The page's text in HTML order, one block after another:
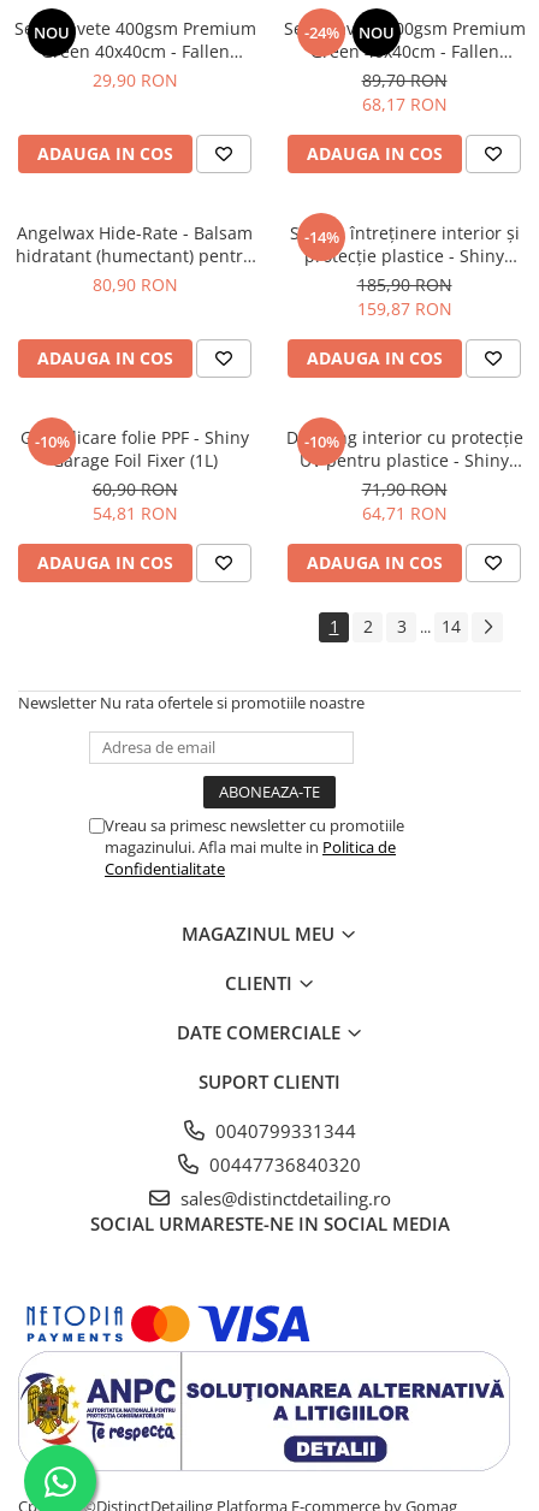
NOU
Set 3 Lavete 400gsm Premium
Green 40x40cm - Fallen
Angels Microfibres
29,90 RON
ADAUGA IN COS
-24% NOU
Set 9 Lavete 400gsm Premium
Green 40x40cm - Fallen
Angels Microfibres
89,70 RON
68,17 RON
ADAUGA IN COS
Angelwax Hide-Rate - Balsam
hidratant (humectant) pentru
piele naturală (250ml)
80,90 RON
ADAUGA IN COS
-14%
Soluție întreținere interior și
protecție plastice - Shiny
Garage Interior QD (5L)
185,90 RON
159,87 RON
ADAUGA IN COS
-10%
Gel aplicare folie PPF - Shiny
Garage Foil Fixer (1L)
60,90 RON
54,81 RON
ADAUGA IN COS
-10%
Dressing interior cu protecție
UV pentru plastice - Shiny
Garage Satin (500ml)
71,90 RON
64,71 RON
ADAUGA IN COS
1 2 3 ... 14
Newsletter Nu rata ofertele si promotiile noastre
Vreau sa primesc newsletter cu promotiile
magazinului. Afla mai multe in Politica de
Confidentialitate
MAGAZINUL MEU
CLIENTI
DATE COMERCIALE
SUPORT CLIENTI
0040799331344
00447736840320
sales@distinctdetailing.ro
SOCIAL URMARESTE-NE IN SOCIAL MEDIA
Cpyright ©DistinctDetailing Platforma E-commerce by Gomag